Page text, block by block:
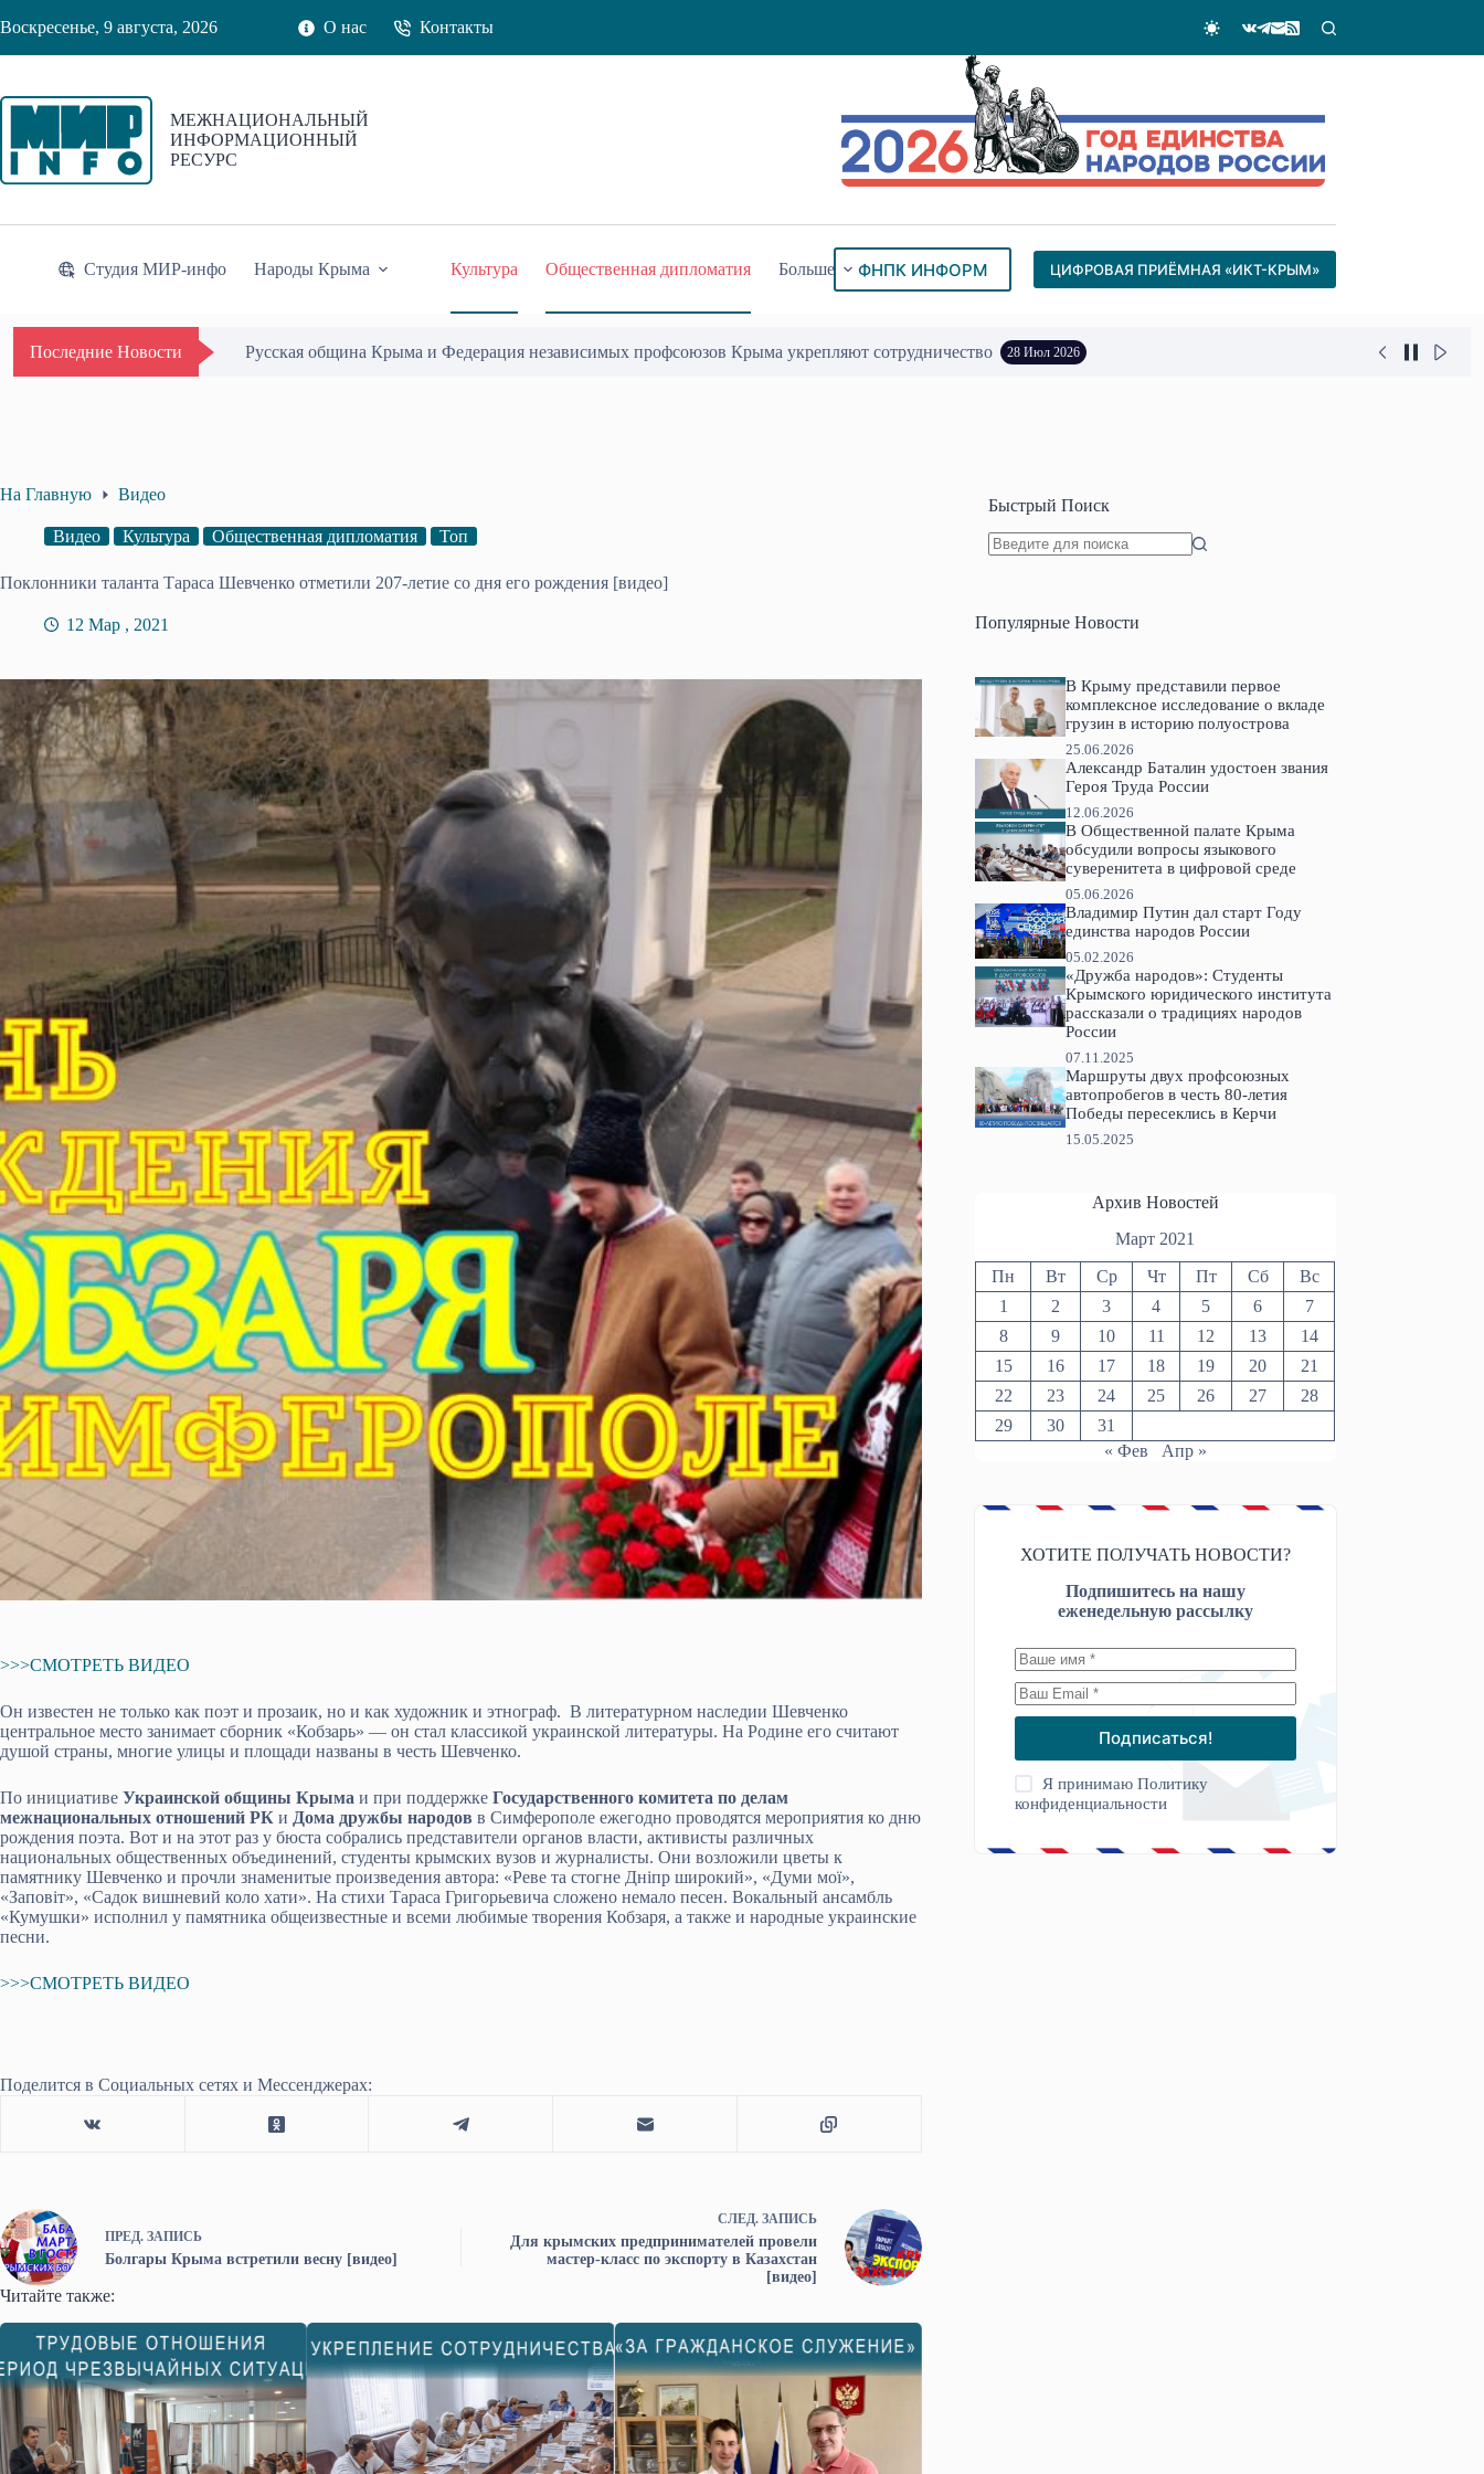
к
Воскресенье, 9 августа, 2026 О нас Контакты
МЕЖНАЦИОНАЛЬНЫЙ
ИНФОРМАЦИОННЫЙ
РЕСУРС
Студия МИР-инфо Народы Крыма Культура Общественная дипломатия Больше ФНПК ИНФОРМ ЦИФРОВАЯ ПРИЁМНАЯ «ИКТ-КРЫМ»
Последние Новости Русская община Крыма и Федерация независимых профсоюзов Крыма укрепляют сотрудничество 28 Июл 2026
На Главную Видео
Видео Культура Общественная дипломатия Топ
Поклонники таланта Тараса Шевченко отметили 207-летие со дня его рождения [видео]
12 Мар , 2021
>>>СМОТРЕТЬ ВИДЕО
Он известен не только как поэт и прозаик, но и как художник и этнограф. В литературном наследии Шевченко
центральное место занимает сборник «Кобзарь» — он стал классикой украинской литературы. На Родине его считают
душой страны, многие улицы и площади названы в честь Шевченко.
По инициативе Украинской общины Крыма и при поддержке Государственного комитета по делам
межнациональных отношений РК и Дома дружбы народов в Симферополе ежегодно проводятся мероприятия ко дню
рождения поэта. Вот и на этот раз у бюста собрались представители органов власти, активисты различных
национальных общественных объединений, студенты крымских вузов и журналисты. Они возложили цветы к
памятнику Шевченко и прочли знаменитые произведения автора: «Реве та стогне Дніпр широкий», «Думи мої»,
«Заповіт», «Садок вишневий коло хати». На стихи Тараса Григорьевича сложено немало песен. Вокальный ансамбль
«Кумушки» исполнил у памятника общеизвестные и всеми любимые творения Кобзаря, а также и народные украинские
песни.
>>>СМОТРЕТЬ ВИДЕО
Поделится в Социальных сетях и Мессенджерах:
ПРЕД. ЗАПИСЬ
Болгары Крыма встретили весну [видео]
СЛЕД. ЗАПИСЬ
Для крымских предпринимателей провели
мастер-класс по экспорту в Казахстан
[видео]
Читайте также:
Быстрый Поиск
Популярные Новости
В Крыму представили первое
комплексное исследование о вкладе
грузин в историю полуострова
25.06.2026
Александр Баталин удостоен звания
Героя Труда России
12.06.2026
В Общественной палате Крыма
обсудили вопросы языкового
суверенитета в цифровой среде
05.06.2026
Владимир Путин дал старт Году
единства народов России
05.02.2026
«Дружба народов»: Студенты
Крымского юридического института
рассказали о традициях народов
России
07.11.2025
Маршруты двух профсоюзных
автопробегов в честь 80-летия
Победы пересеклись в Керчи
15.05.2025
Архив Новостей
Март 2021
Пн Вт Ср Чт Пт Сб
Вс
1
2 3 4 5 6
7
8
9 10 11 12 13
14
15
16 17 18 19 20
21
22
23 24 25 26 27
28
29
30
31
« Фев
Апр »
ХОТИТЕ ПОЛУЧАТЬ НОВОСТИ?
Подпишитесь на нашу
еженедельную рассылку
Подписаться!
Я принимаюПолитику
конфиденциальности